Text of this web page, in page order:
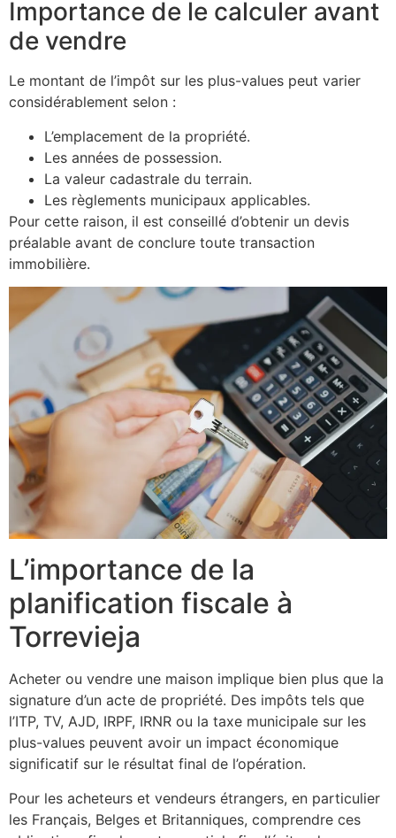
Importance de le calculer avant
de vendre
Le montant de l’impôt sur les plus-values peut varier
considérablement selon :
L’emplacement de la propriété.
Les années de possession.
La valeur cadastrale du terrain.
Les règlements municipaux applicables.
Pour cette raison, il est conseillé d’obtenir un devis
préalable avant de conclure toute transaction
immobilière.
L’importance de la
planification fiscale à
Torrevieja
Acheter ou vendre une maison implique bien plus que la
signature d’un acte de propriété. Des impôts tels que
l’ITP, TV, AJD, IRPF, IRNR ou la taxe municipale sur les
plus-values peuvent avoir un impact économique
significatif sur le résultat final de l’opération.
Pour les acheteurs et vendeurs étrangers, en particulier
les Français, Belges et Britanniques, comprendre ces